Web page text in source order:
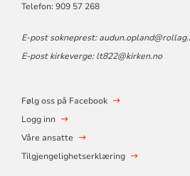
Telefon: 909 57 268
E-post sokneprest:
E-post kirkeverge: lt822@kirken.no
Følg oss på Facebook
Logg inn
Våre ansatte
Tilgjengelighetserklæring